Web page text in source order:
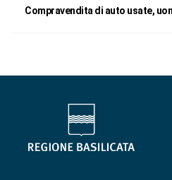
Compravendita di auto usate,